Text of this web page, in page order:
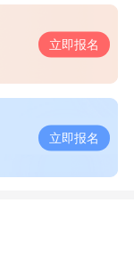
立即报名
立即报名